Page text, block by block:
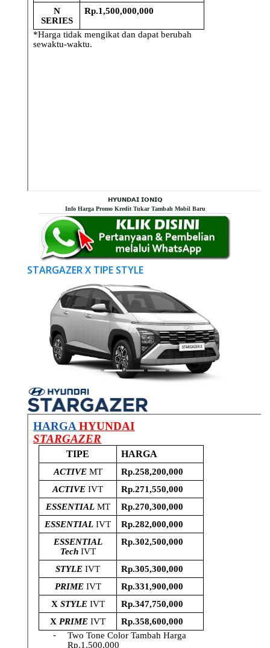
𝗛𝗬𝗨𝗡𝗗𝗔𝗜 𝗜𝗢𝗡𝗜𝗤
Info Harga Promo Kredit Tukar Tambah Mobil Baru
STARGAZER X TIPE STYLE
Previous